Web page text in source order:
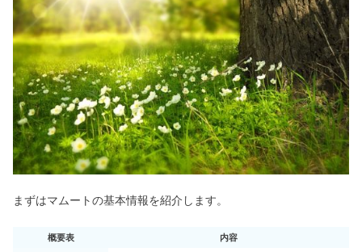
【2024】ノースフェイス福袋の中身ネ
タバレ！ZOZOの予約方法は？
アスハダの悪い口コミ｜効かない＆怪
しい？解約できないは嘘？
ジェントルマックスプロの産毛の効果
｜顔脱毛1回・5回はどうなる？
まずはマムートの基本情報を紹介します。
概要表 内容